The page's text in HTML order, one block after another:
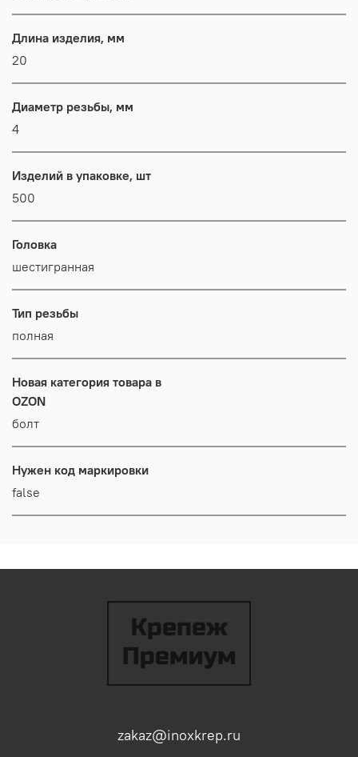
Длина изделия, мм
20
Диаметр резьбы, мм
4
Изделий в упаковке, шт
500
Головка
шестигранная
Тип резьбы
полная
Новая категория товара в
OZON
болт
Нужен код маркировки
false
zakaz@inoxkrep.ru